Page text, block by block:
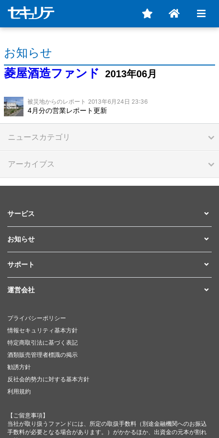
お知らせ
菱屋酒造ファンド
2013年06月
被災地からのレポート 2013年6月24日 23:36
4月分の営業レポート更新
ニュースカテゴリ
アーカイブス
サービス
お知らせ
サポート
運営会社
プライバシーポリシー
情報セキュリティ基本方針
特定商取引法に基づく表記
酒類販売管理者標識の掲示
勧誘方針
反社会的勢力に対する基本方針
利用規約
【ご留意事項】
当社が取り扱うファンドには、所定の取扱手数料（別途金融機関へのお振込
手数料が必要となる場合があります。）がかかるほか、出資金の元本が割れ